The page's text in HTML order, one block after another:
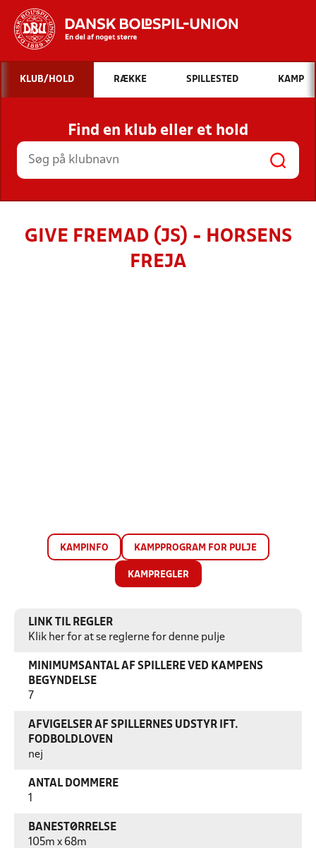
Hvad vil du søge efter?
INDHOLD OG NYHEDER
STILLINGER, RESULTATER, KLUBBER OG
HOLD
KLUB/HOLD RÆKKE SPILLESTED KAMP
Find en klub eller et hold
GIVE FREMAD (JS) - HORSENS
FREJA
KAMPINFO KAMPPROGRAM FOR PULJE
KAMPREGLER
LINK TIL REGLER
Klik her for at se reglerne for denne pulje
MINIMUMSANTAL AF SPILLERE VED KAMPENS
BEGYNDELSE
7
AFVIGELSER AF SPILLERNES UDSTYR IFT.
FODBOLDLOVEN
nej
ANTAL DOMMERE
BANESTØRRELSE
105m x 68m